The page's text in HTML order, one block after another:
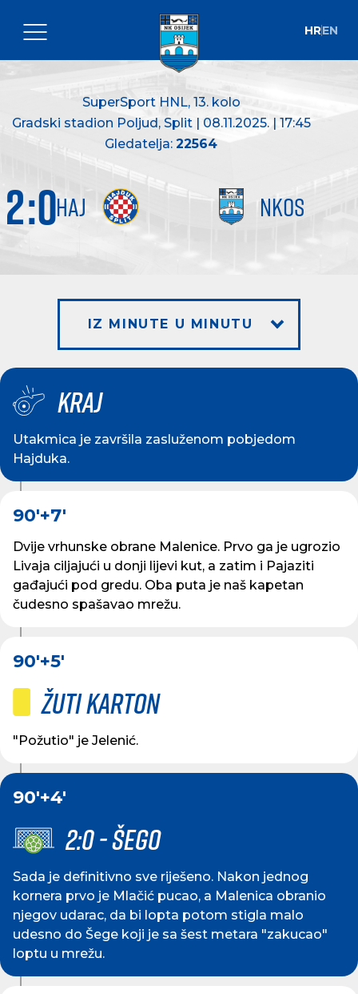
HREN
SuperSport HNL, 13. kolo
Gradski stadion Poljud, Split | 08.11.2025. | 17:45
Gledatelja:22564
HAJ NKOS
2:0
IZ MINUTE U MINUTU
Kraj
Utakmica je završila zasluženom pobjedom
Hajduka.
90'+7'
Dvije vrhunske obrane Malenice. Prvo ga je ugrozio
Livaja ciljajući u donji lijevi kut, a zatim i Pajaziti
gađajući pod gredu. Oba puta je naš kapetan
čudesno spašavao mrežu.
90'+5'
Žuti karton
"Požutio" je Jelenić.
90'+4'
2:0 - ŠEGO
Sada je definitivno sve riješeno. Nakon jednog
kornera prvo je Mlačić pucao, a Malenica obranio
njegov udarac, da bi lopta potom stigla malo
udesno do Šege koji je sa šest metara "zakucao"
loptu u mrežu.